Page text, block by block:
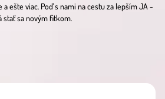
ešte viac. Poď s nami na cestu za lepším JA -
stať sa novým fitkom.